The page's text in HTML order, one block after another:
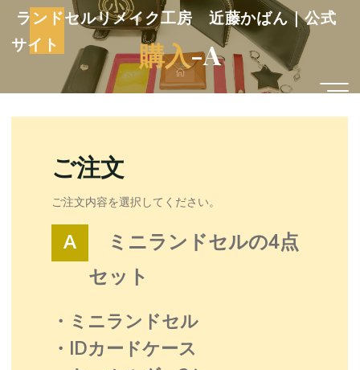
ランドセルリメイク工房 近藤かばん｜公式
サイト
購入-A
ホ
ー
ム
ご注文
ご注文内容を選択してください。
ミニランドセルの4点
セット
・ミニランドセル
・IDカードケース